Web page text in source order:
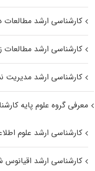
کارشناسی ارشد مطالعات
کارشناسی ارشد مطالعات
کارشناسی ارشد مدیریت
معرفی گروه علوم پایه
کارشناسی ارشد علوم
کارشناسی ارشد